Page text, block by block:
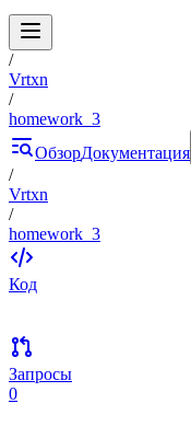
/
Vrtxn
/
homework_3
ОбзорДокументация
/
Vrtxn
/
homework_3
Код
Запросы
0